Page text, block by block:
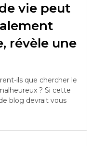
vie peut
révèle une
ils que chercher le
? Si cette
blog devrait vous